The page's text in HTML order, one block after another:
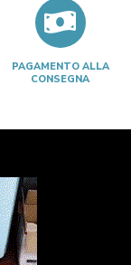
PAGAMENTO ALLA
CONSEGNA